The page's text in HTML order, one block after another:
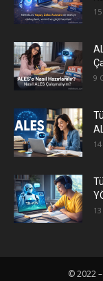
9
© 2022 –